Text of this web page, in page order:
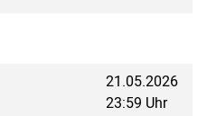
21.05.2026
23:59 Uhr